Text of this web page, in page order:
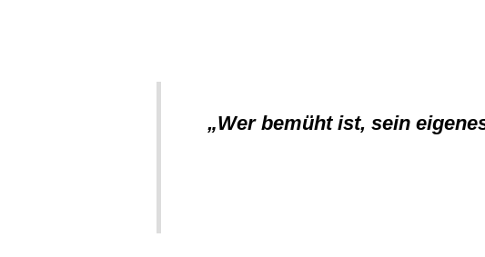
„Wer bemüht ist, sein